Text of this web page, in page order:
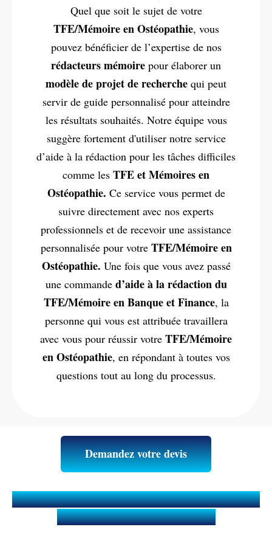
Quel que soit le sujet de votre
TFE/Mémoire en Ostéopathie, vous
pouvez bénéficier de l’expertise de nos
rédacteurs mémoire pour élaborer un
modèle de projet de recherche qui peut
servir de guide personnalisé pour atteindre
les résultats souhaités. Notre équipe vous
suggère fortement d'utiliser notre service
d’aide à la rédaction pour les tâches difficiles
comme les TFE et Mémoires en
Ostéopathie. Ce service vous permet de
suivre directement avec nos experts
professionnels et de recevoir une assistance
personnalisée pour votre TFE/Mémoire en
Ostéopathie. Une fois que vous avez passé
une commande d’aide à la rédaction du
TFE/Mémoire en Banque et Finance, la
personne qui vous est attribuée travaillera
avec vous pour réussir votre TFE/Mémoire
en Ostéopathie, en répondant à toutes vos
questions tout au long du processus.
Demandez votre devis
Qu’est-ce qu’un Mémoire ou Travail
de fin d'études (TFE) ?